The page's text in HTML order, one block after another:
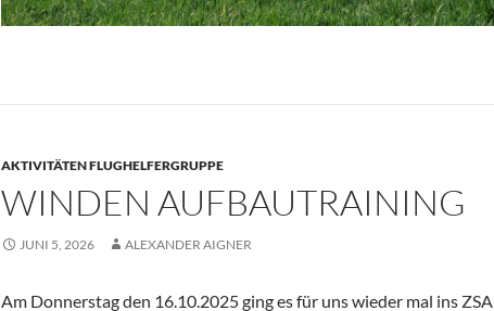
AKTIVITÄTEN FLUGHELFERGRUPPE
WINDEN AUFBAUTRAINING
JUNI 5, 2026 ALEXANDER AIGNER
Am Donnerstag den 16.10.2025 ging es für uns wieder mal ins ZSA